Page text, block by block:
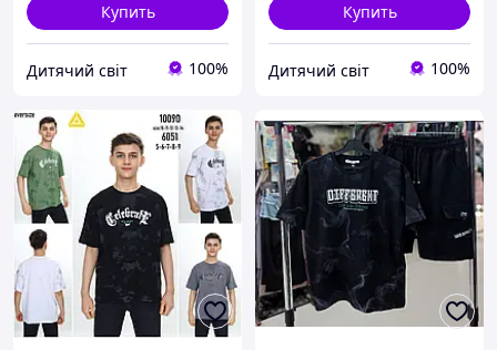
Купить
Дитячий світ 100%
Купить
Дитячий світ 100%